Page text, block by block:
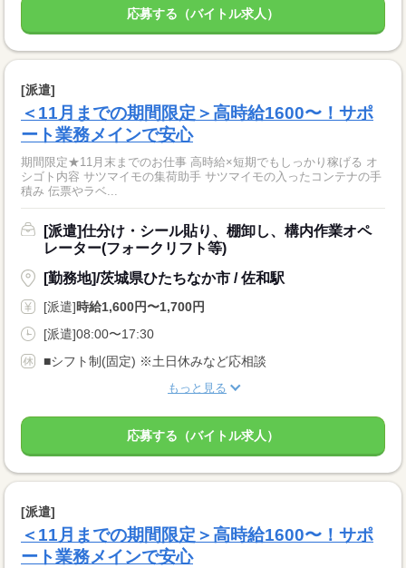
応募する（バイトル求人）
[派遣]
＜11月までの期間限定＞高時給1600〜！サポ
ート業務メインで安心
期間限定★11月末までのお仕事 高時給×短期でもしっかり稼げる オ
シゴト内容 サツマイモの集荷助手 サツマイモの入ったコンテナの手
積み 伝票やラベ...
[派遣]仕分け・シール貼り、棚卸し、構内作業オペ
レーター(フォークリフト等)
[勤務地]/茨城県ひたちなか市 / 佐和駅
[派遣]時給1,600円〜1,700円
[派遣]08:00〜17:30
■シフト制(固定) ※土日休みなど応相談
もっと見る
応募する（バイトル求人）
[派遣]
＜11月までの期間限定＞高時給1600〜！サポ
ート業務メインで安心